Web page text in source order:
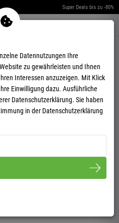
Super Deals bis zu -80%
Warenkorb aufklappen
Datennutzungen Ihre
zu gewährleisten und Ihnen
Interessen anzuzeigen. Mit Klick
Einwilligung dazu. Ausführliche
Datenschutzerklärung. Sie haben
in der Datenschutzerklärung